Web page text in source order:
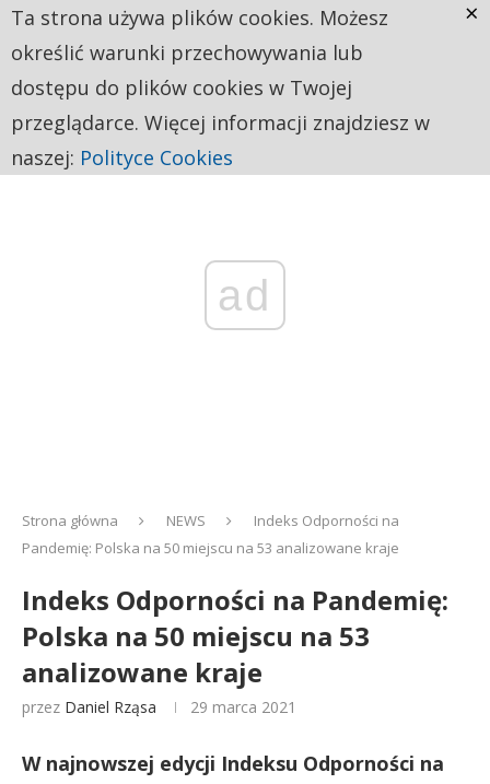
ad
Strona główna NEWS
Indeks Odporności na
Pandemię: Polska na 50 miejscu na 53 analizowane kraje
Indeks Odporności na Pandemię:
Polska na 50 miejscu na 53
analizowane kraje
przez Daniel Rząsa 29 marca 2021
W najnowszej edycji Indeksu Odporności na
Ta strona używa plików cookies. Możesz
określić warunki przechowywania lub
dostępu do plików cookies w Twojej
przeglądarce. Więcej informacji znajdziesz w
naszej: Polityce Cookies
×